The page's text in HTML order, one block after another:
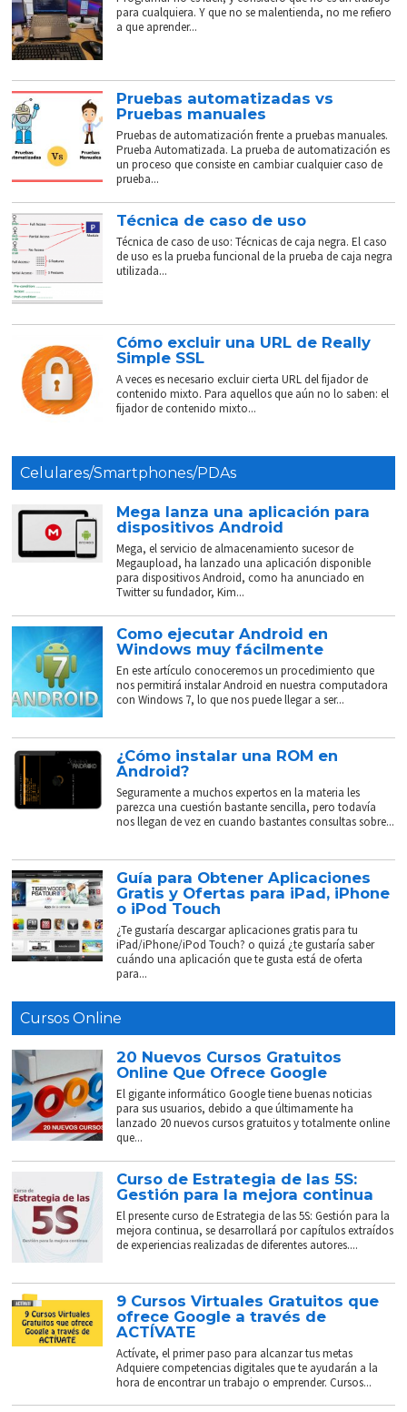
para cualquiera. Y que no se malentienda, no me refiero
a que aprender...
Pruebas automatizadas vs
Pruebas manuales
Pruebas de automatización frente a pruebas manuales.
Prueba Automatizada. La prueba de automatización es
un proceso que consiste en cambiar cualquier caso de
prueba...
Técnica de caso de uso
Técnica de caso de uso: Técnicas de caja negra. El caso
de uso es la prueba funcional de la prueba de caja negra
utilizada...
Cómo excluir una URL de Really
Simple SSL
A veces es necesario excluir cierta URL del fijador de
contenido mixto. Para aquellos que aún no lo saben: el
fijador de contenido mixto...
Celulares/Smartphones/PDAs
Mega lanza una aplicación para
dispositivos Android
Mega, el servicio de almacenamiento sucesor de
Megaupload, ha lanzado una aplicación disponible
para dispositivos Android, como ha anunciado en
Twitter su fundador, Kim...
Como ejecutar Android en
Windows muy fácilmente
En este artículo conoceremos un procedimiento que
nos permitirá instalar Android en nuestra computadora
con Windows 7, lo que nos puede llegar a ser...
¿Cómo instalar una ROM en
Android?
Seguramente a muchos expertos en la materia les
parezca una cuestión bastante sencilla, pero todavía
nos llegan de vez en cuando bastantes consultas sobre...
Guía para Obtener Aplicaciones
Gratis y Ofertas para iPad, iPhone
o iPod Touch
¿Te gustaría descargar aplicaciones gratis para tu
iPad/iPhone/iPod Touch? o quizá ¿te gustaría saber
cuándo una aplicación que te gusta está de oferta
para...
Cursos Online
20 Nuevos Cursos Gratuitos
Online Que Ofrece Google
El gigante informático Google tiene buenas noticias
para sus usuarios, debido a que últimamente ha
lanzado 20 nuevos cursos gratuitos y totalmente online
que...
Curso de Estrategia de las 5S:
Gestión para la mejora continua
El presente curso de Estrategia de las 5S: Gestión para la
mejora continua, se desarrollará por capítulos extraídos
de experiencias realizadas de diferentes autores....
9 Cursos Virtuales Gratuitos que
ofrece Google a través de
ACTÍVATE
Actívate, el primer paso para alcanzar tus metas
Adquiere competencias digitales que te ayudarán a la
hora de encontrar un trabajo o emprender. Cursos...